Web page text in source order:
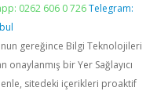
0262 606 0 726 Telegram:
gereğince Bilgi Teknolojileri
onaylanmış bir Yer Sağlayıcı
sitedeki içerikleri proaktif